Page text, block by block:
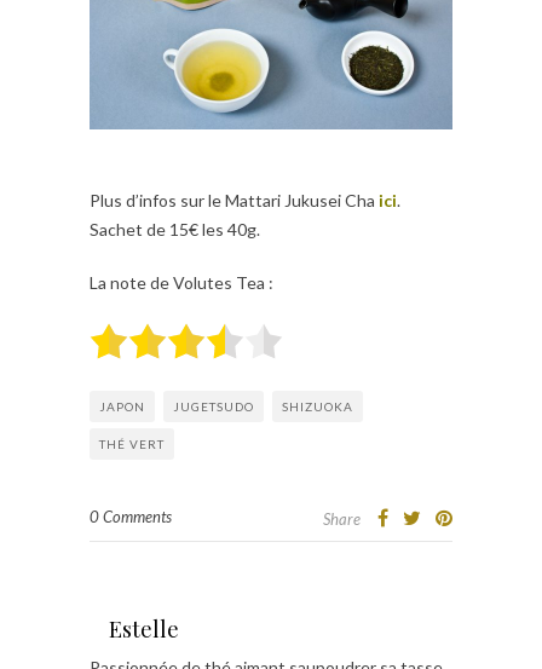
Plus d’infos sur le Mattari Jukusei Cha ici.
Sachet de 15€ les 40g.
La note de Volutes Tea :
JAPON JUGETSUDO SHIZUOKA
THÉ VERT
0 Comments Share
Estelle